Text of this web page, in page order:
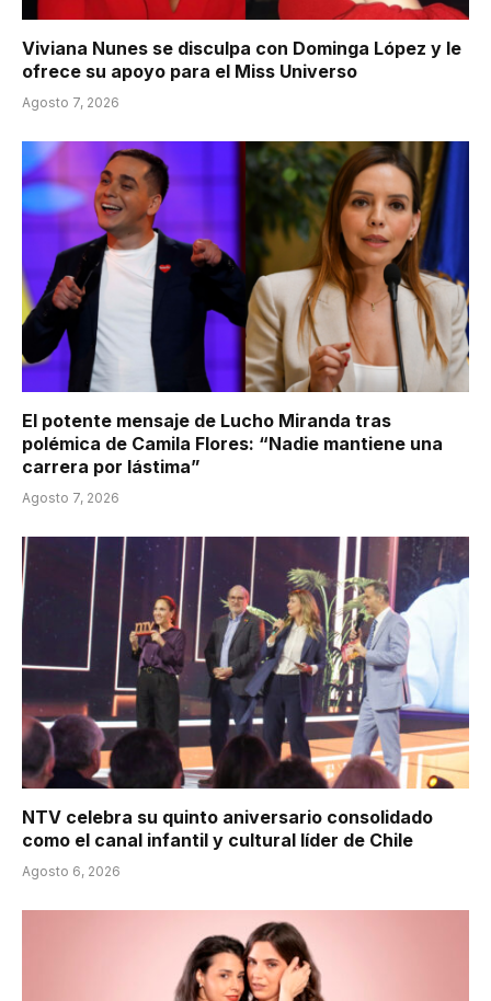
Viviana Nunes se disculpa con Dominga López y le
ofrece su apoyo para el Miss Universo
Agosto 7, 2026
El potente mensaje de Lucho Miranda tras
polémica de Camila Flores: “Nadie mantiene una
carrera por lástima”
Agosto 7, 2026
NTV celebra su quinto aniversario consolidado
como el canal infantil y cultural líder de Chile
Agosto 6, 2026